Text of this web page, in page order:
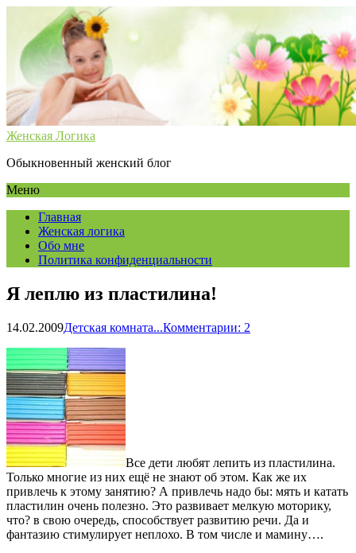
Женская Логика
Обыкновенный женский блог
Меню
Главная
Женская логика
Обо мне
Политика конфиденциальности
Я леплю из пластилина!
14.02.2009Детская комната...Комментарии: 2
Все дети любят лепить из пластилина.
Только многие из них ещё не знают об этом. Как же их
привлечь к этому занятию? А привлечь надо бы: мять и катать
пластилин очень полезно. Это развивает мелкую моторику,
что? в свою очередь, способствует развитию речи. Да и
фантазию стимулирует неплохо. В том числе и мамину….